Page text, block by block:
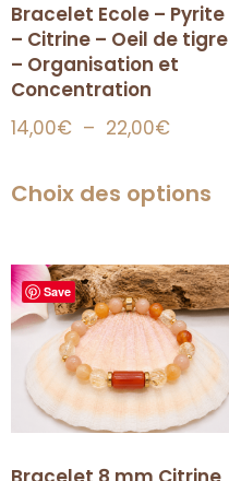
Bracelet Ecole – Pyrite
– Citrine – Oeil de tigre
– Organisation et
Concentration
14,00€ – 22,00€
Choix des options
Save